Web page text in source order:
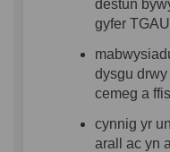
destun
gyfer
dysgu
cemeg a
cynnig yr
arall ac yn